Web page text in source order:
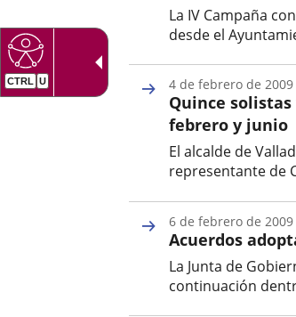
La IV Campaña
desde el
la
noticia
Quince
febrero y junio
El alcalde de
representante de
la
noticia
4 de febrero de 2009
Acuerdos
La Junta de
continuación
6 de febrero de 2009